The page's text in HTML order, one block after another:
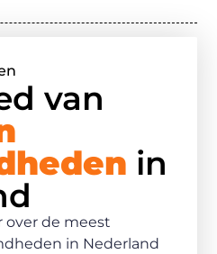
van
in
over de meest
in Nederland